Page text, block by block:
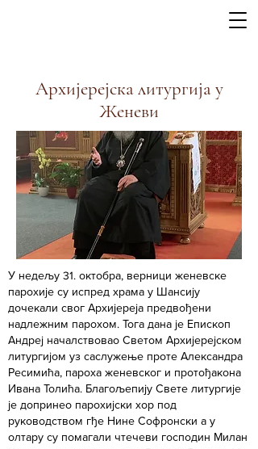
Архијерејска литургија у
Женеви
У недељу 31. октобра, верници женевске
парохије су испред храма у Шансију
дочекали свог Архијереја предвођени
надлежним парохом. Тога дана је Епископ
Андреј началствовао Светом Архијерејском
литургијом уз саслужење проте Александра
Ресимића, пароха женевског и протођакона
Ивана Толића. Благољепију Свете литургије
је допринео парохијски хор под
руководством гђе Нине Софронски а у
олтару су помагали чтечеви господин Милан